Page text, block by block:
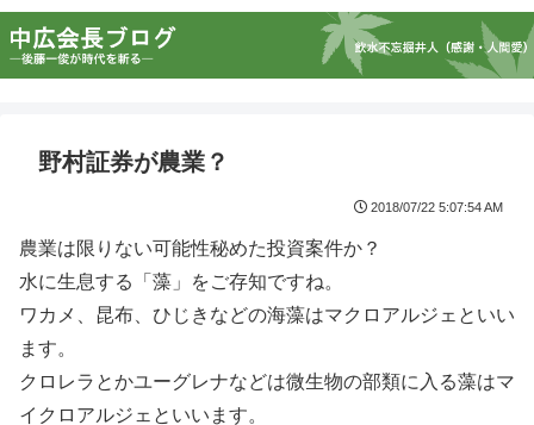
野村証券が農業？
2018/07/22 5:07:54 AM
農業は限りない可能性秘めた投資案件か？
水に生息する「藻」をご存知ですね。
ワカメ、昆布、ひじきなどの海藻はマクロアルジェといい
ます。
クロレラとかユーグレナなどは微生物の部類に入る藻はマ
イクロアルジェといいます。